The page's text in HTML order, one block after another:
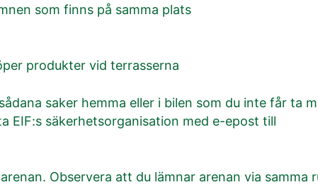
som finns på samma plats
produkter vid terrasserna
saker hemma eller i bilen som du inte får ta
EIF:s säkerhetsorganisation med e-epost till
Observera att du lämnar arenan via samma